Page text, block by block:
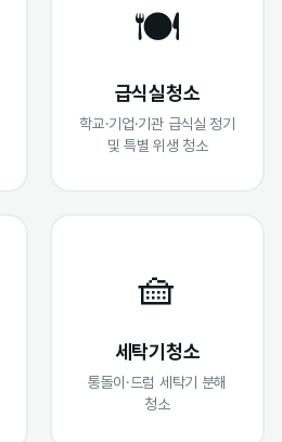
🍽️
급식실청소
학교·기업·기관 급식실 정기
및 특별 위생 청소
🧺
세탁기청소
통돌이·드럼 세탁기 분해
청소